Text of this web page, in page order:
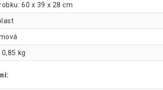
60 x 39 x 28 cm
kg